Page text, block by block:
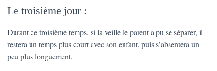
Le troisième jour :
Durant ce troisième temps, si la veille le parent a pu se séparer, il
restera un temps plus court avec son enfant, puis s’absentera un
peu plus longuement.